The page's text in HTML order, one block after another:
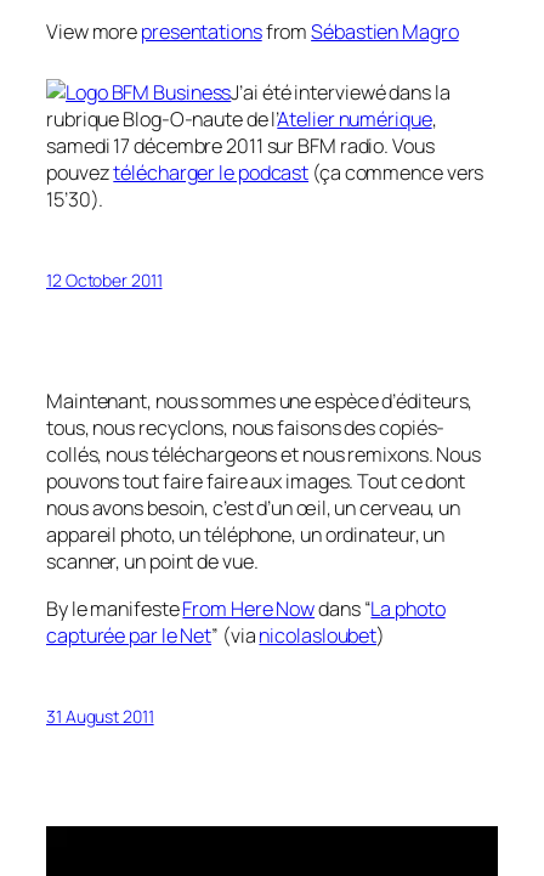
View morepresentationsfromSébastien Magro
J’ai été interviewé dans la
rubrique Blog-O-naute de l’Atelier numérique,
samedi 17 décembre 2011 sur BFM radio. Vous
pouveztélécharger le podcast (ça commence vers
15’30).
12 October 2011
Maintenant, nous sommes une espèce d’éditeurs,
tous, nous recyclons, nous faisons des copiés-
collés, nous téléchargeons et nous remixons. Nous
pouvons tout faire faire aux images. Tout ce dont
nous avons besoin, c’est d’un œil, un cerveau, un
appareil photo, un téléphone, un ordinateur, un
scanner, un point de vue.
By le manifesteFrom Here Nowdans “La photo
capturée par le Net” (vianicolasloubet)
31 August 2011